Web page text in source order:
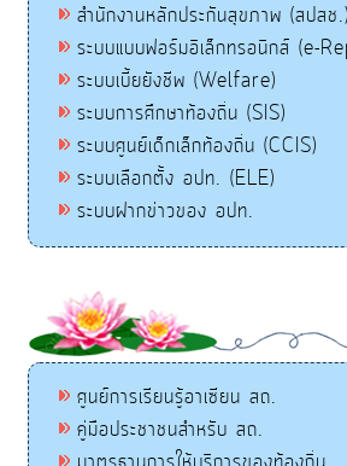
สำนักงานหลักประกันสุขภาพ (สปสช.)
ระบบแบบฟอร์มอิเล็กทรอนิกส์ (e-
ระบบเบี้ยยังชีพ (Welfare)
ระบบการศึกษาท้องถิ่น (SIS)
ระบบศูนย์เด็กเล็กท้องถิ่น (CCIS)
ระบบเลือกตั้ง อปท. (ELE)
ระบบฝากข่าวของ อปท.
ศูนย์การเรียนรู้อาเซียน สถ.
คู่มือประชาชนสำหรับ สถ.